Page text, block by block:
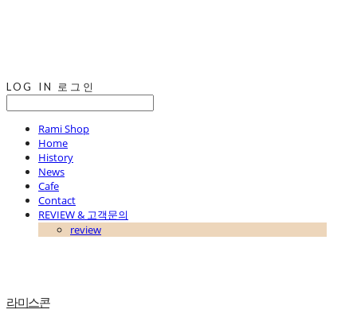
LOG IN 로그인
Rami Shop
Home
History
News
Cafe
Contact
REVIEW & 고객문의
review
라미스콘